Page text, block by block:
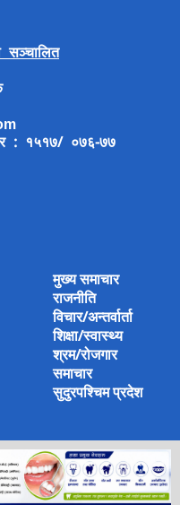
सञ्चालित
: १५१७/ ०७६-७७
मुख्य समाचार
राजनीति
विचार/अन्तर्वार्ता
शिक्षा/स्वास्थ्य
श्रम/रोजगार
समाचार
सुदुरपश्चिम प्रदेश
House Pvt Ltd